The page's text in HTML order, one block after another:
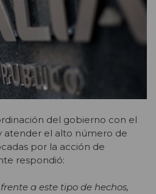
del gobierno con el
atender el alto número de
por la acción de
respondió:
a este tipo de hechos,